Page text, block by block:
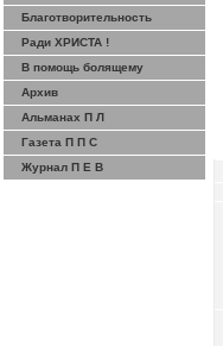
Благотворительность
Ради ХРИСТА !
В помощь болящему
Архив
Альманах П Л
Газета П П С
Журнал П Е В